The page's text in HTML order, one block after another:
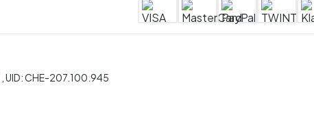
UID:CHE-207.100.945